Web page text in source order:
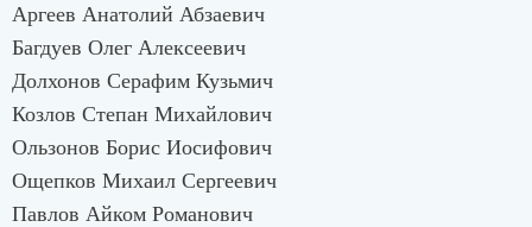
Аргеев Анатолий Абзаевич
Багдуев Олег Алексеевич
Долхонов Серафим Кузьмич
Козлов Степан Михайлович
Ользонов Борис Иосифович
Ощепков Михаил Сергеевич
Павлов Айком Романович